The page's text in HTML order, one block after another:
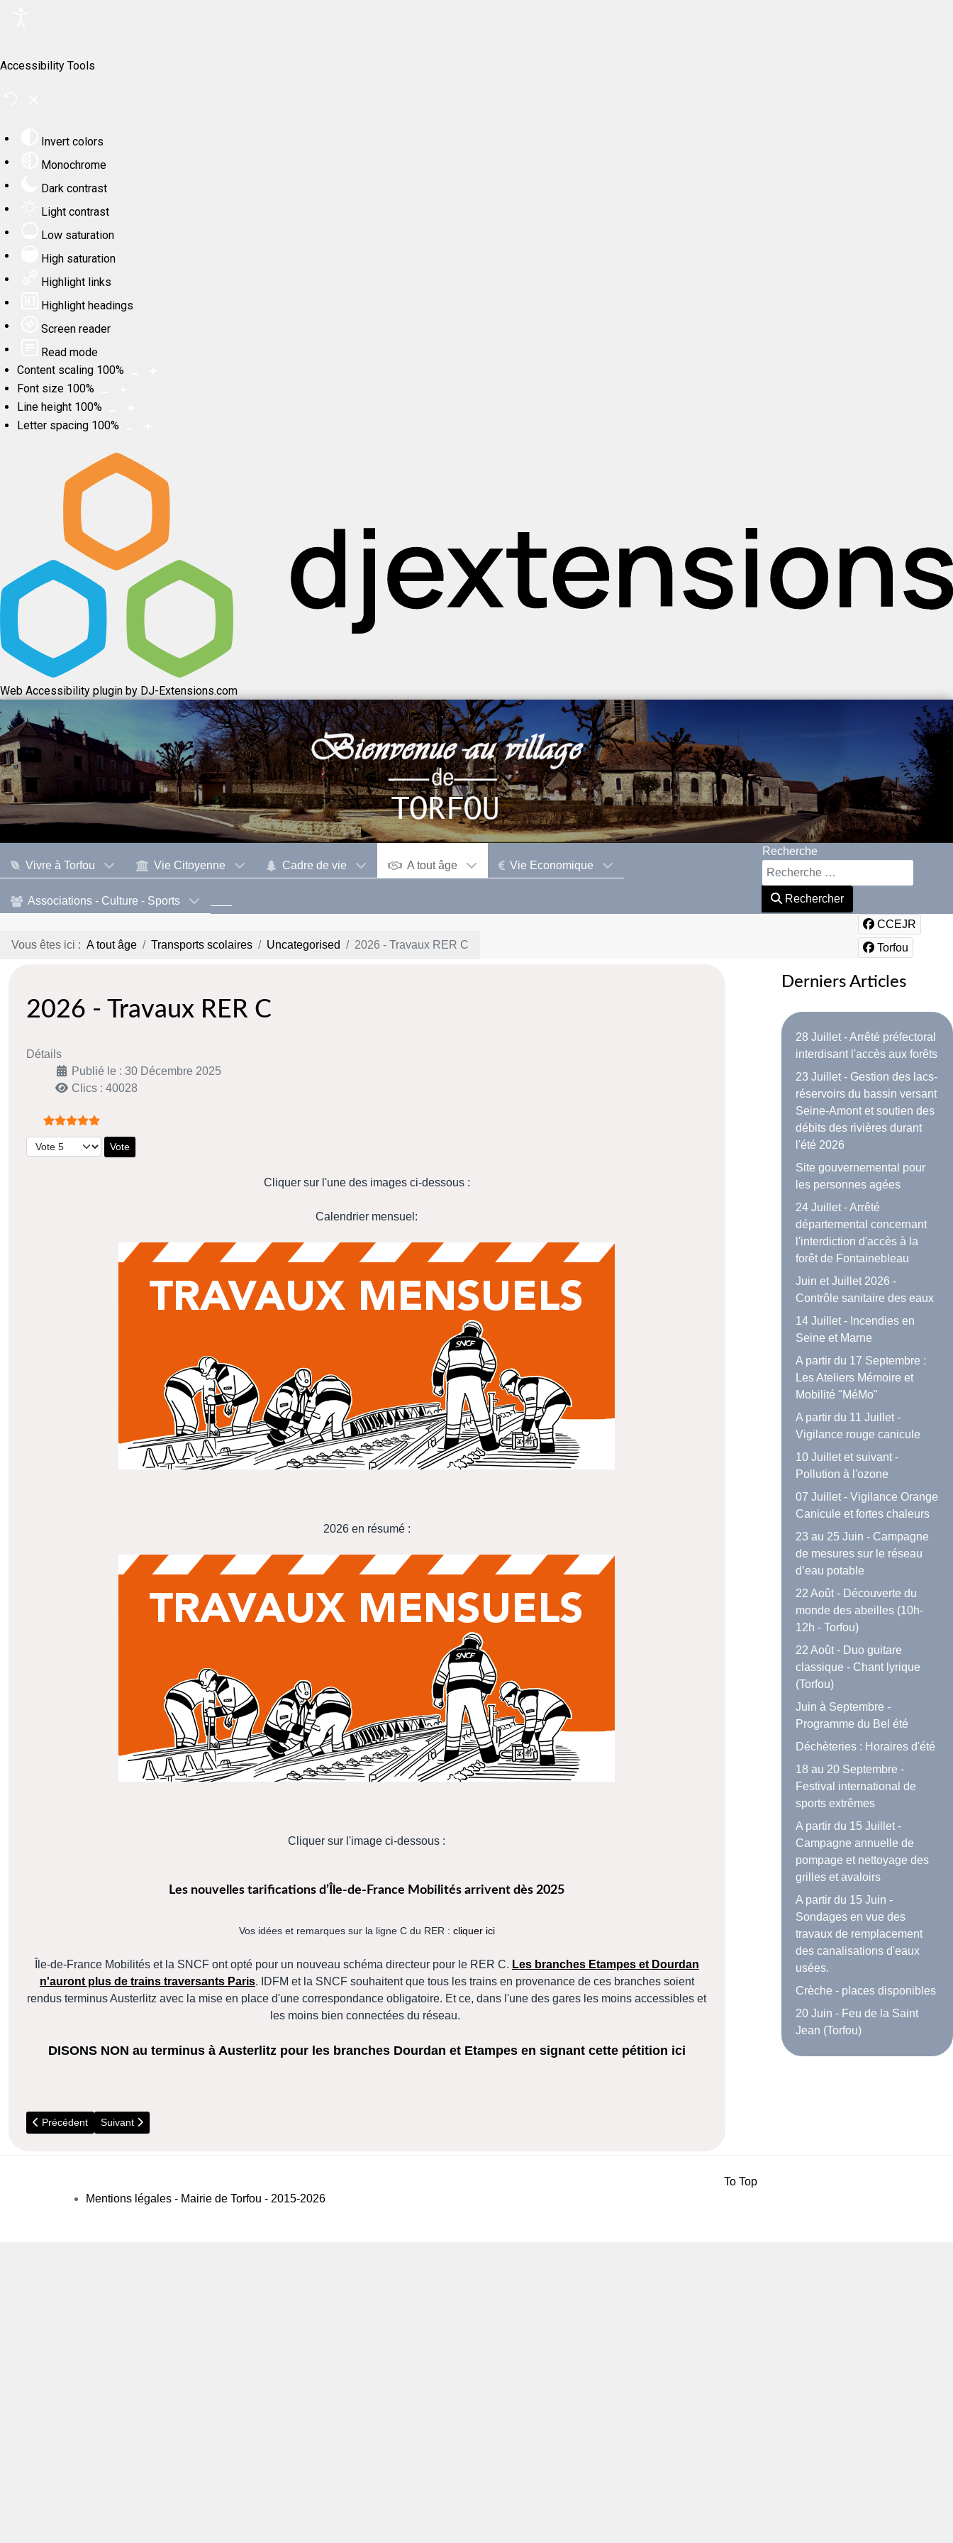
Accessibility Tools
Invert colors
Monochrome
Dark contrast
Light contrast
Low saturation
High saturation
Highlight links
Highlight headings
Screen reader
Read mode
Content scaling 100%
Font size 100%
Line height 100%
Letter spacing 100%
Web Accessibility plugin by DJ-Extensions.com
Vivre à Torfou Vie Citoyenne Cadre de vie A tout âge Vie Economique
Associations - Culture - Sports
Recherche
Rechercher
Vous êtes ici : A tout âge Transports scolaires Uncategorised 2026 - Travaux RER C
CCEJR
Torfou
2026 - Travaux RER C
Détails
Publié le : 30 Décembre 2025
Clics : 40028
Vote utilisateur:5/5
Veuillez voter
Cliquer sur l'une des images ci-dessous :
Calendrier mensuel:
2026 en résumé :
Cliquer sur l'image ci-dessous :
Les nouvelles tarifications d’Île-de-France Mobilités​ arrivent dès 2025
Vos idées et remarques sur la ligne C du RER : cliquer ici
Île-de-France Mobilités et la SNCF ont opté pour un nouveau schéma directeur pour le RER C. Les branches Etampes et Dourdan
n'auront plus de trains traversants Paris. IDFM et la SNCF souhaitent que tous les trains en provenance de ces branches soient
rendus terminus Austerlitz avec la mise en place d'une correspondance obligatoire. Et ce, dans l'une des gares les moins accessibles et
les moins bien connectées du réseau.
DISONS NON au terminus à Austerlitz pour les branches Dourdan et Etampes en signant cette pétition ici
Article précédent : 5 Juillet - Visite du parc Boussard (Lardy)
Précédent Article suivant : Un habitant de Torfou médaillé de bronze en parachutisme
Suivant
Derniers Articles
28 Juillet - Arrêté préfectoral
interdisant l'accès aux forêts
23 Juillet - Gestion des lacs-
réservoirs du bassin versant
Seine-Amont et soutien des
débits des rivières durant
l'été 2026
Site gouvernemental pour
les personnes agées
24 Juillet - Arrêté
départemental concernant
l'interdiction d'accès à la
forêt de Fontainebleau
Juin et Juillet 2026 -
Contrôle sanitaire des eaux
14 Juillet - Incendies en
Seine et Marne
A partir du 17 Septembre :
Les Ateliers Mémoire et
Mobilité "MéMo"
A partir du 11 Juillet -
Vigilance rouge canicule
10 Juillet et suivant -
Pollution à l'ozone
07 Juillet - Vigilance Orange
Canicule et fortes chaleurs
23 au 25 Juin - Campagne
de mesures sur le réseau
d’eau potable
22 Août - Découverte du
monde des abeilles (10h-
12h - Torfou)
22 Août - Duo guitare
classique - Chant lyrique
(Torfou)
Juin à Septembre -
Programme du Bel été
Déchèteries : Horaires d'été
18 au 20 Septembre -
Festival international de
sports extrêmes
A partir du 15 Juillet -
Campagne annuelle de
pompage et nettoyage des
grilles et avaloirs
A partir du 15 Juin -
Sondages en vue des
travaux de remplacement
des canalisations d'eaux
usées.
Crèche - places disponibles
20 Juin - Feu de la Saint
Jean (Torfou)
Mentions légales - Mairie de Torfou - 2015-2026
To Top